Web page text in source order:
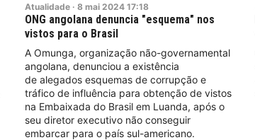
Atualidade · 8 mai 2024 17:18
ONG angolana denuncia "esquema" nos
vistos para o Brasil
A Omunga, organização não-governamental
angolana, denunciou a existência
de alegados esquemas de corrupção e
tráfico de influência para obtenção de vistos
na Embaixada do Brasil em Luanda, após o
seu diretor executivo não conseguir
embarcar para o país sul-americano.